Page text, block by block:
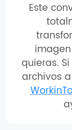
Este
quieras.
archivos